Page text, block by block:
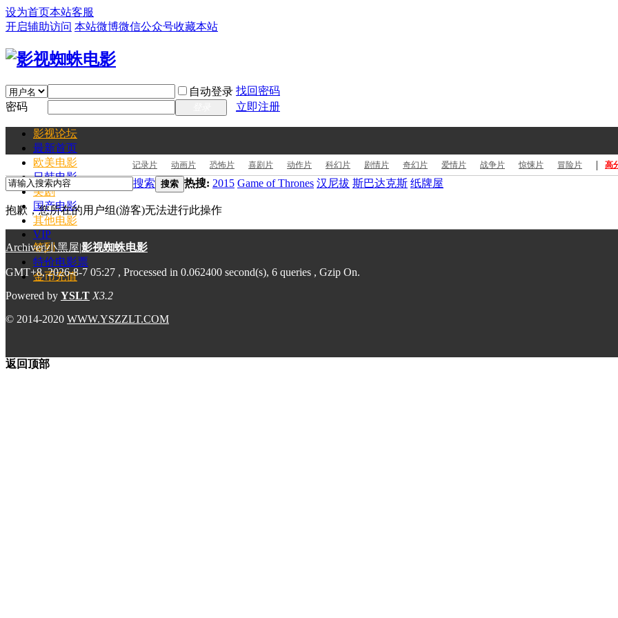
设为首页本站客服
开启辅助访问 本站微博微信公众号收藏本站
自动登录 找回密码
密码
立即注册
影视论坛
最新首页
欧美电影
日韩电影
美剧
国产电影
其他电影
VIP
签到
特价电影票
金币充值
记录片 动画片 恐怖片 喜剧片 动作片 科幻片 剧情片 奇幻片 爱情片 战争片 惊悚片 冒险片 | 高
搜索 搜索 热搜: 2015 Game of Thrones 汉尼拔 斯巴达克斯 纸牌屋
抱歉，您所在的用户组(游客)无法进行此操作
Archiver|小黑屋|影视蜘蛛电影
GMT+8, 2026-8-7 05:27 , Processed in 0.062400 second(s), 6 queries , Gzip On.
Powered by YSLT X3.2
© 2014-2020 WWW.YSZZLT.COM
返回顶部